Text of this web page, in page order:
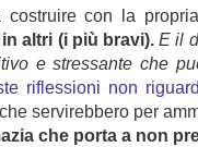
con la
in altri (i più bravi).E il
e stressante che
riflessioni non
servirebbero per
che porta a non